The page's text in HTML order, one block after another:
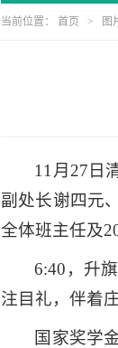
当前位置： 首页 > 图
11月27日
副处长谢四元
全体班主任及
6:40，升
注目礼，伴着
国家奖学